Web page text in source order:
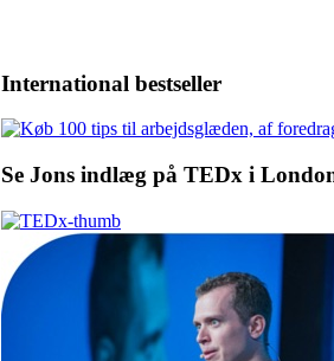
International bestseller
Se Jons indlæg på TEDx i